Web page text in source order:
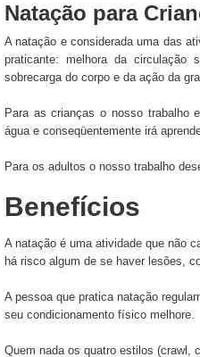
Natação para
A natação e considerada uma das
praticante: melhora da circulação
sobrecarga do corpo e da ação da
Para as crianças o nosso trabalho
água e conseqüentemente irá
Para os adultos o nosso trabalho
Benefícios
A natação é uma atividade que não
há risco algum de se haver lesões,
A pessoa que pratica natação
seu condicionamento físico melhore.
Quem nada os quatro estilos (crawl,